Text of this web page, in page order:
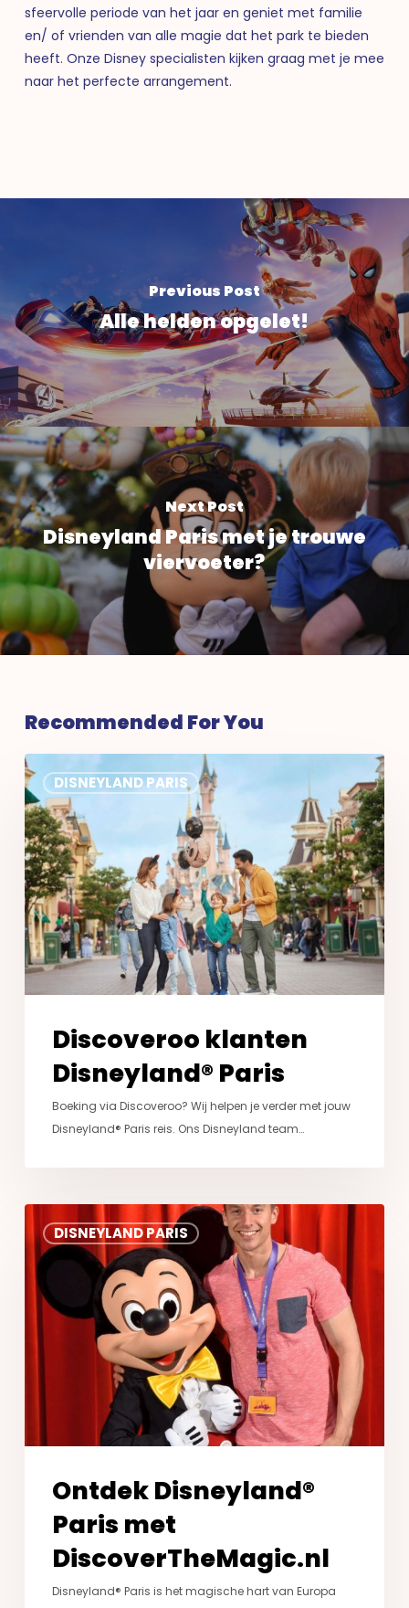
sfeervolle periode van het jaar en geniet met familie
en/ of vrienden van alle magie dat het park te bieden
heeft. Onze Disney specialisten kijken graag met je mee
naar het perfecte arrangement.
Previous Post
Alle helden opgelet!
Next Post
Disneyland Paris met je trouwe
viervoeter?
Recommended For You
DISNEYLAND PARIS
Discoveroo
klanten
Disneyland®
Paris
Discoveroo klanten
Disneyland® Paris
Boeking via Discoveroo? Wij helpen je verder met jouw
Disneyland® Paris reis. Ons Disneyland team…
DISNEYLAND PARIS
Disneyland®
Paris
met
DiscoverTheMagic.nl
Ontdek Disneyland®
Paris met
DiscoverTheMagic.nl
Disneyland® Paris is het magische hart van Europa